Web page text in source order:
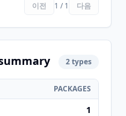
이전 1 / 1 다음
2 types
PACKAGES
1